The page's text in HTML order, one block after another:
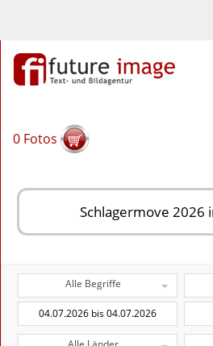
0 Fotos
Alle Begriffe